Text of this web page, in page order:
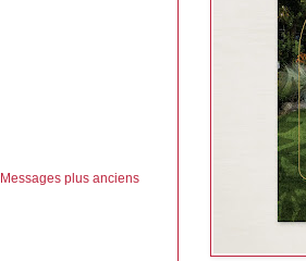
Messages plus anciens